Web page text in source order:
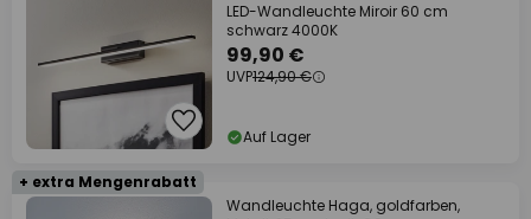
LED-Wandleuchte Miroir 60 cm
schwarz 4000K
99,90 €
UVP124,90 €
Auf Lager
+ extra Mengenrabatt
Wandleuchte Haga, goldfarben,